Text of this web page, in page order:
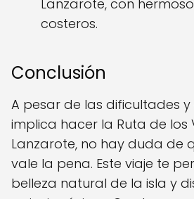
Lanzarote, con
costeros.
Conclusión
A pesar de las dificultades
implica hacer la Ruta de los
Lanzarote, no hay duda de
vale la pena. Este viaje te
belleza natural de la isla y